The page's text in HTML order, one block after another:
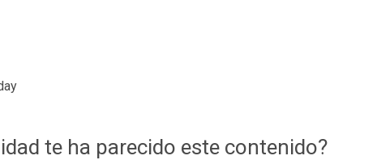
te ha parecido este contenido?